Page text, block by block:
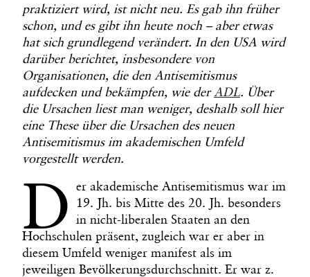
praktiziert wird, ist nicht neu. Es gab ihn früher
schon, und es gibt ihn heute noch – aber etwas
hat sich grundlegend verändert. In den USA wird
darüber berichtet, insbesondere von
Organisationen, die den Antisemitismus
aufdecken und bekämpfen, wie der ADL. Über
die Ursachen liest man weniger, deshalb soll hier
eine These über die Ursachen des neuen
Antisemitismus im akademischen Umfeld
vorgestellt werden.
D er akademische Antisemitismus war im
19. Jh. bis Mitte des 20. Jh. besonders
in nicht-liberalen Staaten an den
Hochschulen präsent, zugleich war er aber in
diesem Umfeld weniger manifest als im
jeweiligen Bevölkerungsdurchschnitt. Er war z.